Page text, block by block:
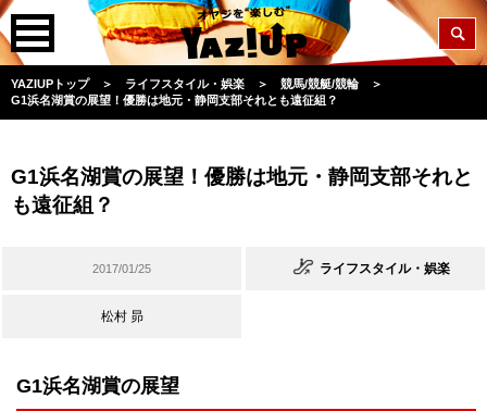
YAZIUPトップ ＞ ライフスタイル・娯楽 ＞ 競馬/競艇/競輪
＞
G1浜名湖賞の展望！優勝は地元・静岡支部それとも遠征組？
G1浜名湖賞の展望！優勝は地元・静岡支部それと
も遠征組？
2017/01/25 ライフスタイル・娯楽
松村 昴
G1浜名湖賞の展望